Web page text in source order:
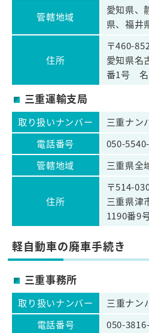
管轄地域
愛知県、
県、福井
住所
〒460-
愛知県名
番1号 名
三重運輸支局
取り扱いナンバー
三重ナン
電話番号
050-
管轄地域
三重県全
住所
〒514-
三重県津
1190番9
軽自動車の廃車手続き
三重事務所
取り扱いナンバー
三重ナン
電話番号
050-